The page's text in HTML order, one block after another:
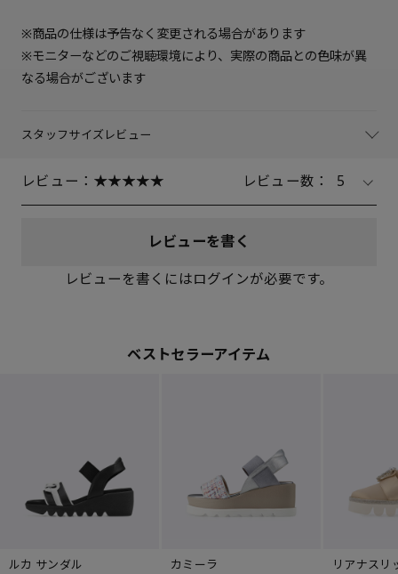
※商品の仕様は予告なく変更される場合があります
※モニターなどのご視聴環境により、実際の商品との色味が異
なる場合がございます
スタッフサイズレビュー
レビュー： レビュー数： 5
レビューを書く
レビューを書くにはログインが必要です。
ベストセラーアイテム
ルカ サンダル
カミーラ
リアナスリ